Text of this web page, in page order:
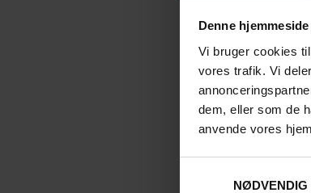
Denne
Vi bruger cookies
vores trafik. Vi
dem, eller som de
anvende vores
NØDVENDIG